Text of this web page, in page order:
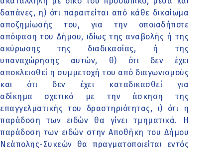
δαπάνες, η) ότι παραιτείται από κάθε δικαίωμα
αποζημίωσής του, για την οποιαδήποτε
απόφαση του Δήμου, ιδίως της αναβολής ή της
ακύρωσης της διαδικασίας, ή της
υπαναχώρησης αυτών, θ) ότι δεν έχει
αποκλεισθεί η συμμετοχή του από διαγωνισμούς
και ότι δεν έχει καταδικασθεί για
αδίκημα σχετικό με την άσκηση της
επαγγελματικής του δραστηριότητας, ι) ότι η
παράδοση των ειδών θα γίνει τμηματικά. Η
παράδοση των ειδών στην Αποθήκη του Δήμου
Νεάπολης-Συκεών θα πραγματοποιείται εντός